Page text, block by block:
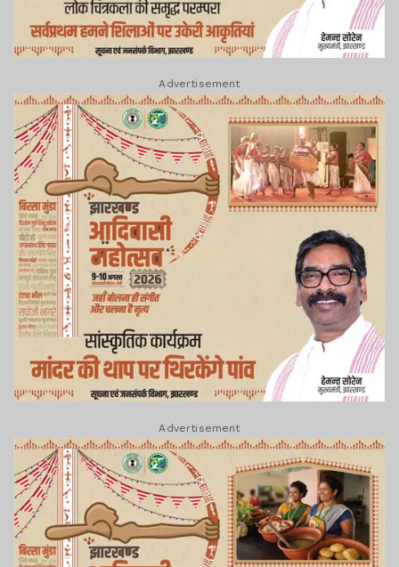
Advertisement
Advertisement